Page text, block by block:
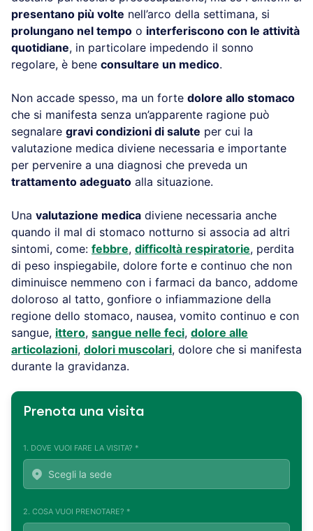
presentano più volte nell’arco della settimana, si
prolungano nel tempo o interferiscono con le attività
quotidiane, in particolare impedendo il sonno
regolare, è bene consultare un medico.
Non accade spesso, ma un forte dolore allo stomaco
che si manifesta senza un’apparente ragione può
segnalare gravi condizioni di salute per cui la
valutazione medica diviene necessaria e importante
per pervenire a una diagnosi che preveda un
trattamento adeguato alla situazione.
Una valutazione medica diviene necessaria anche
quando il mal di stomaco notturno si associa ad altri
sintomi, come: febbre, difficoltà respiratorie, perdita
di peso inspiegabile, dolore forte e continuo che non
diminuisce nemmeno con i farmaci da banco, addome
doloroso al tatto, gonfiore o infiammazione della
regione dello stomaco, nausea, vomito continuo e con
sangue, ittero, sangue nelle feci, dolore alle
articolazioni, dolori muscolari, dolore che si manifesta
durante la gravidanza.
Prenota una visita
1. DOVE VUOI FARE LA VISITA? *
2. COSA VUOI PRENOTARE? *